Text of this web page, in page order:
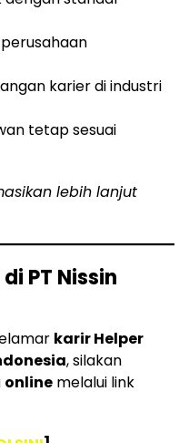
karier di industri
tetap sesuai
lebih lanjut
PT Nissin
karir Helper
, silakan
online melalui link